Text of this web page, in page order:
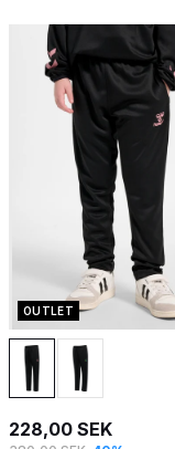
OUTLET
228,00 SEK